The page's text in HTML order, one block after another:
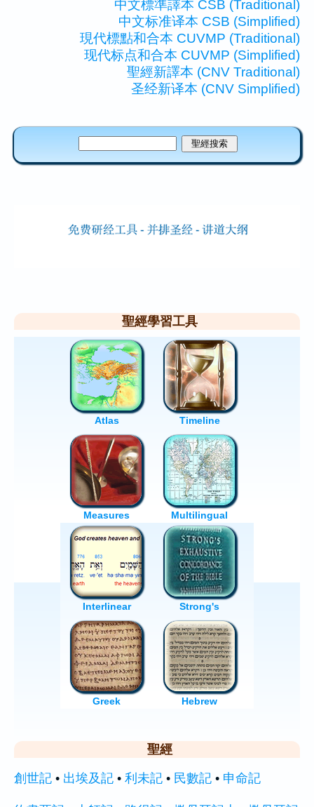
中文標準譯本 CSB (Traditional)
中文标准译本 CSB (Simplified)
現代標點和合本 CUVMP (Traditional)
现代标点和合本 CUVMP (Simplified)
聖經新譯本 (CNV Traditional)
圣经新译本 (CNV Simplified)
聖經學習工具
聖經
創世記 • 出埃及記 • 利未記 • 民數記 • 申命記